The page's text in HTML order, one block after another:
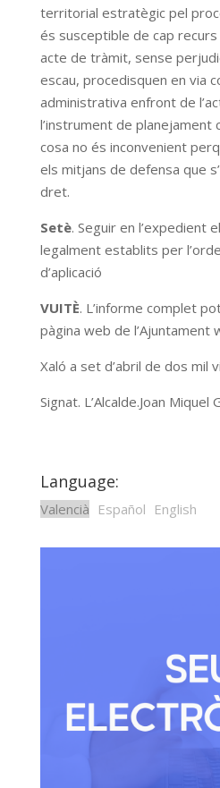
territorial estratègic pel
és susceptible de cap
acte de tràmit, sense
escau, procedisquen en via
administrativa enfront de
l’instrument de planejament
cosa no és inconvenient
els mitjans de defensa que
dret.
Setè. Seguir en l’expedient
legalment establits per
d’aplicació
VUITÈ. L’informe complet
pàgina web de l’Ajuntament
Xaló a set d’abril de dos mil
Signat. L’Alcalde.Joan Miquel
Language:
Valencià Español English